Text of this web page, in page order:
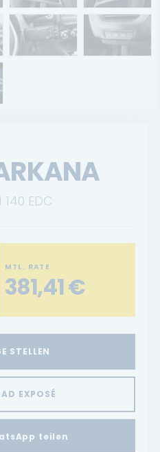
EDC
MTL. RATE
381,41€
STELLEN
EXPOSÉ
teilen